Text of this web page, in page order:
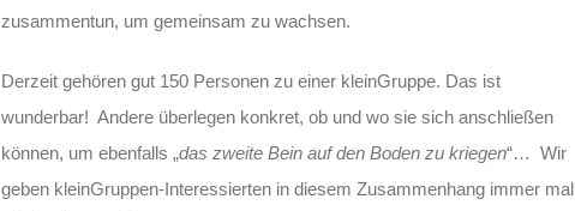
zusammentun, um gemeinsam zu wachsen.
Derzeit gehören gut 150 Personen zu einer kleinGruppe. Das ist
wunderbar! Andere überlegen konkret, ob und wo sie sich anschließen
können, um ebenfalls „das zweite Bein auf den Boden zu kriegen“… Wir
geben kleinGruppen-Interessierten in diesem Zusammenhang immer mal